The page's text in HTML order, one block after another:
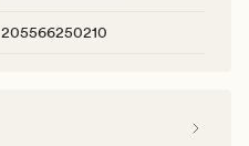
205566250210